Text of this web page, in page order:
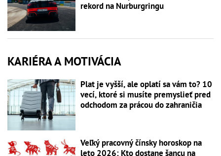
rekord na Nurburgringu
KARIÉRA A MOTIVÁCIA
Plat je vyšší, ale oplatí sa vám to? 10
vecí, ktoré si musíte premyslieť pred
odchodom za prácou do zahraničia
Veľký pracovný čínsky horoskop na
leto 2026: Kto dostane šancu na